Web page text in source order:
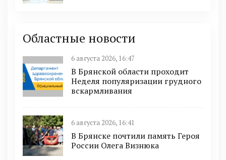
Областные новости
6 августа 2026, 16:47
В Брянской области проходит
Неделя популяризации грудного
вскармливания
6 августа 2026, 16:41
В Брянске почтили память Героя
России Олега Визнюка